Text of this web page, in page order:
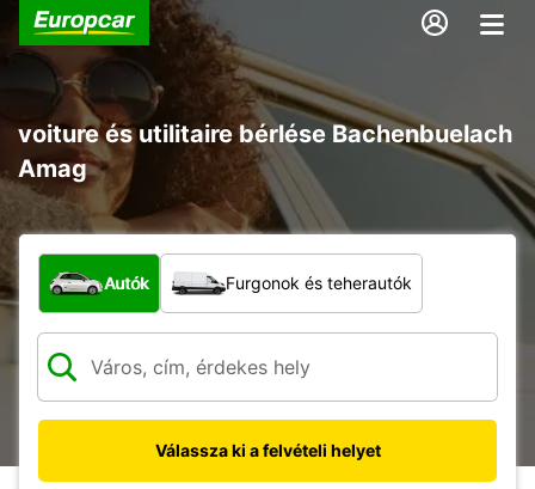
voiture és utilitaire bérlése Bachenbuelach
Amag
Milyen típusú jármű?
Autók Furgonok és teherautók
Válassza ki a felvételi helyet